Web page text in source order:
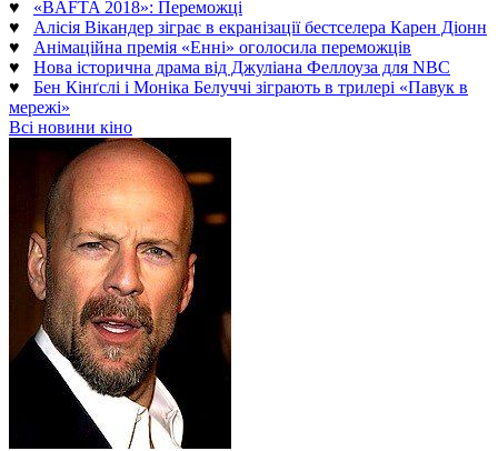
♥ «BAFTA 2018»: Переможці
♥ Алісія Вікандер зіграє в екранізації бестселера Карен Діонн
♥ Анімаційна премія «Енні» оголосила переможців
♥ Нова історична драма від Джуліана Феллоуза для NBC
♥ Бен Кінґслі і Моніка Белуччі зіграють в трилері «Павук в
мережі»
Всі новини кіно